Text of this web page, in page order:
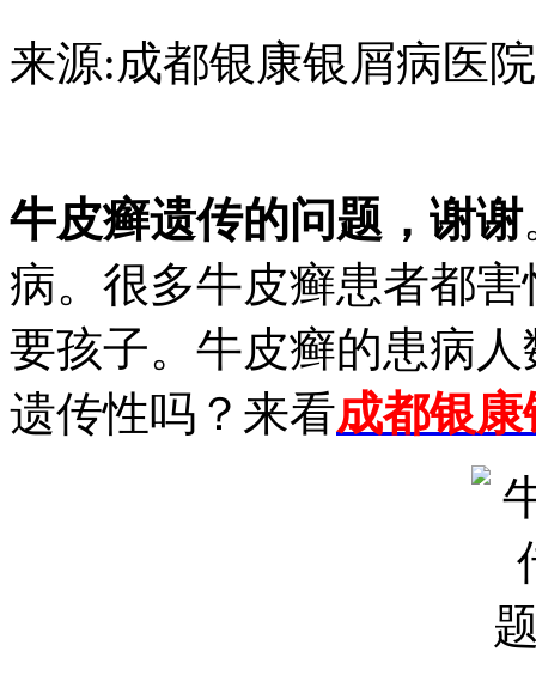
来源:成都银康银屑病医
牛皮癣遗传的问题，谢谢
病。很多牛皮癣患者都
要孩子。牛皮癣的患病
遗传性吗？来看成都银